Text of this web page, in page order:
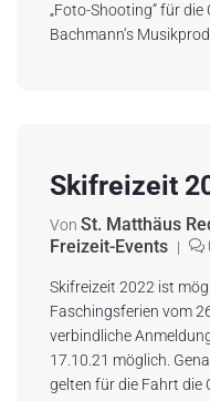
„Foto-Shooting“ für
Bachmann‘s
Skifreizeit
Von St. Matthäus
Freizeit-Events |
Skifreizeit 2022 ist
Faschingsferien vom
verbindliche
17.10.21 möglich.
gelten für die Fahrt die